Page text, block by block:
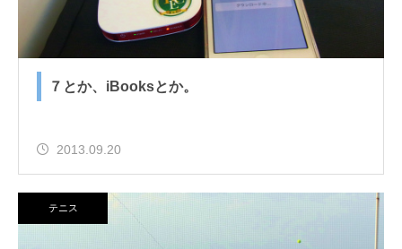
７とか、iBooksとか。
2013.09.20
テニス